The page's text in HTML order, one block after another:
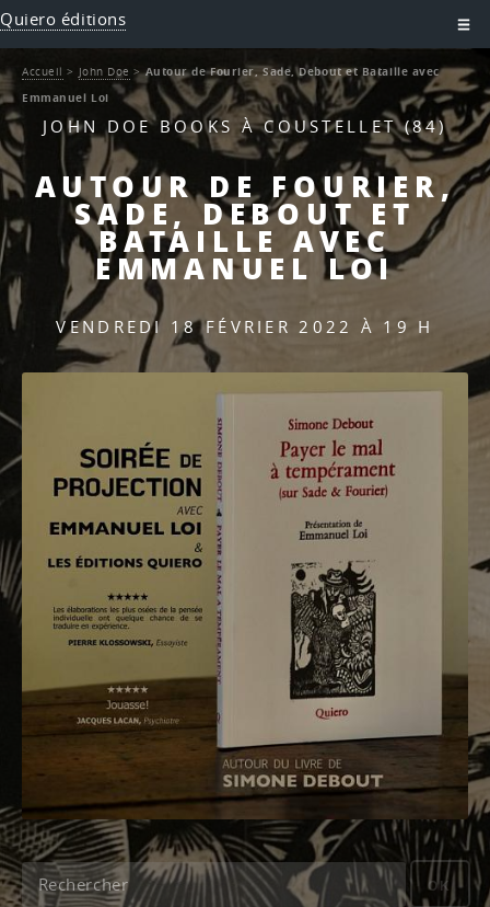
Quiero éditions
JOHN DOE BOOKS À COUSTELLET (84)
AUTOUR DE FOURIER,
SADE, DEBOUT ET
BATAILLE AVEC
EMMANUEL LOI
VENDREDI 18 FÉVRIER 2022 À 19 H
OK
Accueil > John Doe >Autour de Fourier, Sade, Debout et Bataille avec
Emmanuel Loi